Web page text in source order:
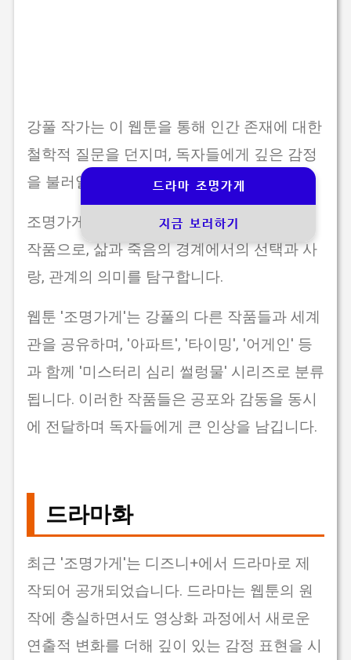
강풀 작가는 이 웹툰을 통해 인간 존재에 대한
철학적 질문을 던지며, 독자들에게 깊은 감정
을 불러일으킵니다.
조명가게는 단순한 오락적 요소를 넘어서는
작품으로, 삶과 죽음의 경계에서의 선택과 사
랑, 관계의 의미를 탐구합니다.
웹툰 '조명가게'는 강풀의 다른 작품들과 세계
관을 공유하며, '아파트', '타이밍', '어게인' 등
과 함께 '미스터리 심리 썰렁물' 시리즈로 분류
됩니다. 이러한 작품들은 공포와 감동을 동시
에 전달하며 독자들에게 큰 인상을 남깁니다.
드라마화
최근 '조명가게'는 디즈니+에서 드라마로 제
작되어 공개되었습니다. 드라마는 웹툰의 원
작에 충실하면서도 영상화 과정에서 새로운
연출적 변화를 더해 깊이 있는 감정 표현을 시
드라마 조명가게
지금 보러하기